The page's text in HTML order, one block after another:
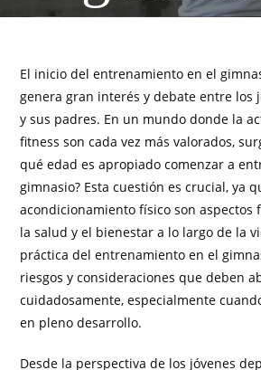
El inicio del entrenamiento en el
genera gran interés y debate entre los
y sus padres. En un mundo donde la
fitness son cada vez más valorados,
qué edad es apropiado comenzar a
gimnasio? Esta cuestión es crucial, ya
acondicionamiento físico son aspectos
la salud y el bienestar a lo largo de la
práctica del entrenamiento en el
riesgos y consideraciones que deben
cuidadosamente, especialmente
en pleno desarrollo.
Desde la perspectiva de los jóvenes